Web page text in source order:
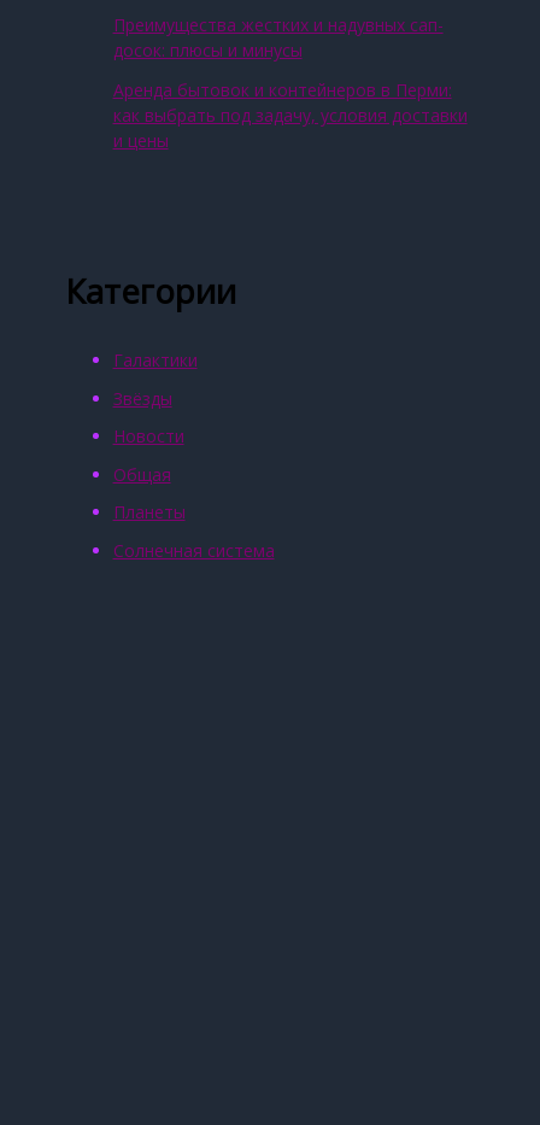
Преимущества жестких и надувных сап-
досок: плюсы и минусы
Аренда бытовок и контейнеров в Перми:
как выбрать под задачу, условия доставки
и цены
Категории
Галактики
Звёзды
Новости
Общая
Планеты
Солнечная система